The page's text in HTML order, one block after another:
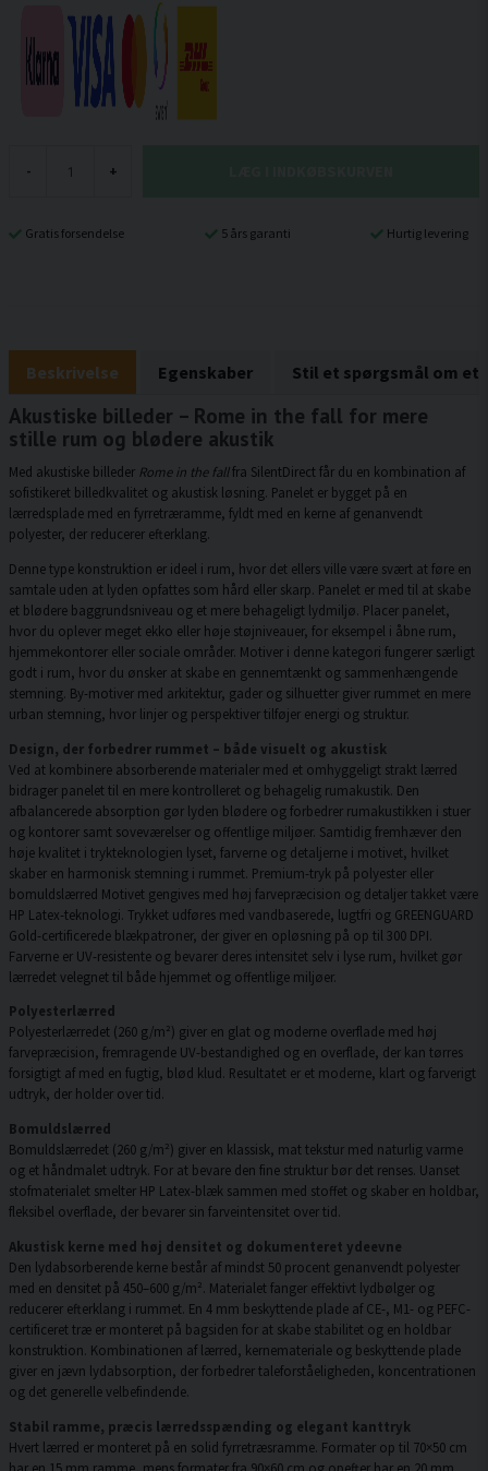
- +
Gratis forsendelse 5 års garanti Hurtig levering
Beskrivelse Egenskaber Stil et spørgsmål om et
Akustiske billeder – Rome in the fall for mere
stille rum og blødere akustik
Med akustiske billeder Rome in the fallfra SilentDirect får du en kombination af
sofistikeret billedkvalitet og akustisk løsning. Panelet er bygget på en
lærredsplade med en fyrretræramme, fyldt med en kerne af genanvendt
polyester, der reducerer efterklang.
Denne type konstruktion er ideel i rum, hvor det ellers ville være svært at føre en
samtale uden at lyden opfattes som hård eller skarp. Panelet er med til at skabe
et blødere baggrundsniveau og et mere behageligt lydmiljø. Placer panelet,
hvor du oplever meget ekko eller høje støjniveauer, for eksempel i åbne rum,
hjemmekontorer eller sociale områder. Motiver i denne kategori fungerer særligt
godt i rum, hvor du ønsker at skabe en gennemtænkt og sammenhængende
stemning. By-motiver med arkitektur, gader og silhuetter giver rummet en mere
urban stemning, hvor linjer og perspektiver tilføjer energi og struktur.
Design, der forbedrer rummet – både visuelt og akustisk
Ved at kombinere absorberende materialer med et omhyggeligt strakt lærred
bidrager panelet til en mere kontrolleret og behagelig rumakustik. Den
afbalancerede absorption gør lyden blødere og forbedrer rumakustikken i stuer
og kontorer samt soveværelser og offentlige miljøer. Samtidig fremhæver den
høje kvalitet i trykteknologien lyset, farverne og detaljerne i motivet, hvilket
skaber en harmonisk stemning i rummet. Premium-tryk på polyester eller
bomuldslærred Motivet gengives med høj farvepræcision og detaljer takket være
HP Latex-teknologi. Trykket udføres med vandbaserede, lugtfri og GREENGUARD
Gold-certificerede blækpatroner, der giver en opløsning på op til 300 DPI.
Farverne er UV-resistente og bevarer deres intensitet selv i lyse rum, hvilket gør
lærredet velegnet til både hjemmet og offentlige miljøer.
Polyesterlærred
Polyesterlærredet (260 g/m²) giver en glat og moderne overflade med høj
farvepræcision, fremragende UV-bestandighed og en overflade, der kan tørres
forsigtigt af med en fugtig, blød klud. Resultatet er et moderne, klart og farverigt
udtryk, der holder over tid.
Bomuldslærred
Bomuldslærredet (260 g/m²) giver en klassisk, mat tekstur med naturlig varme
og et håndmalet udtryk. For at bevare den fine struktur bør det renses. Uanset
stofmaterialet smelter HP Latex-blæk sammen med stoffet og skaber en holdbar,
fleksibel overflade, der bevarer sin farveintensitet over tid.
Akustisk kerne med høj densitet og dokumenteret ydeevne
Den lydabsorberende kerne består af mindst 50 procent genanvendt polyester
med en densitet på 450–600 g/m². Materialet fanger effektivt lydbølger og
reducerer efterklang i rummet. En 4 mm beskyttende plade af CE-, M1- og PEFC-
certificeret træ er monteret på bagsiden for at skabe stabilitet og en holdbar
konstruktion. Kombinationen af lærred, kernemateriale og beskyttende plade
giver en jævn lydabsorption, der forbedrer taleforståeligheden, koncentrationen
og det generelle velbefindende.
Stabil ramme, præcis lærredsspænding og elegant kanttryk
Hvert lærred er monteret på en solid fyrretræsramme. Formater op til 70×50 cm